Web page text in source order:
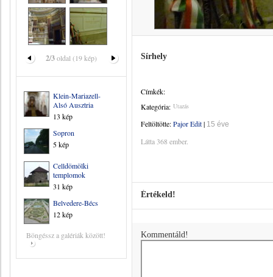
2/3oldal (19 kép)
Klein-Mariazell-
Alsó Ausztria
13 kép
Sopron
5 kép
Celldömölki
templomok
31 kép
Belvedere-Bécs
12 kép
Böngéssz a galériák között!
Sírhely
Címkék:
Kategória: Utazás
Feltöltötte:Pajor Edit| 15 éve
Látta 368 ember.
Értékeld!
Kommentáld!